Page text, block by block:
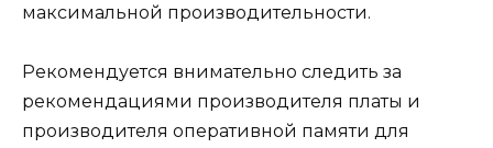
максимальной производительности.
Рекомендуется внимательно следить за
рекомендациями производителя платы и
производителя оперативной памяти для